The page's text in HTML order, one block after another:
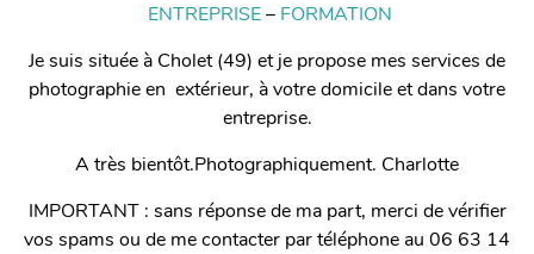
ENTREPRISE– FORMATION
Je suis située à Cholet (49) et je propose mes services de
photographie en extérieur, à votre domicile et dans votre
entreprise.
A très bientôt.Photographiquement. Charlotte
IMPORTANT : sans réponse de ma part, merci de vérifier
vos spams ou de me contacter par téléphone au 06 63 14